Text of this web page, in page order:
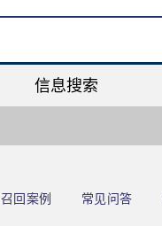
信息搜索
召回案例 常见问答